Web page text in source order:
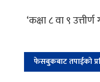
‘कक्षा ८ वा ९
फेसबुकबाट तपाईको